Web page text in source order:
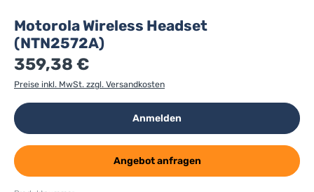
Motorola Wireless Headset
(NTN2572A)
359,38 €
Preise inkl. MwSt. zzgl. Versandkosten
Anmelden
Angebot anfragen